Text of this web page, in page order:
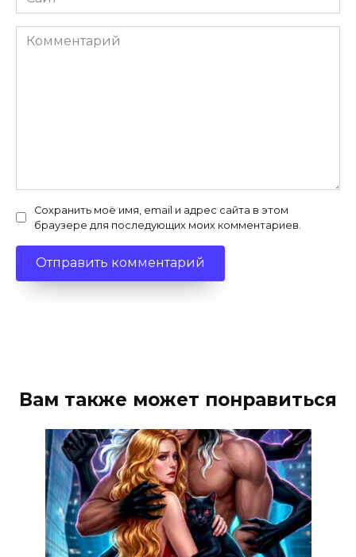
Комментарий
Сохранить моё имя, email и адрес сайта в этом
браузере для последующих моих комментариев.
Вам также может понравиться